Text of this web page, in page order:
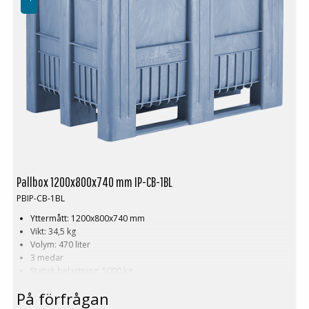
Pallbox 1200x800x740 mm IP-CB-1BL
PBIP-CB-1BL
Yttermått: 1200x800x740 mm
Vikt: 34,5 kg
Volym: 470 liter
3 medar
Statisk belastning: 5000 kg
Nyttolast: 700 kg
På förfrågan